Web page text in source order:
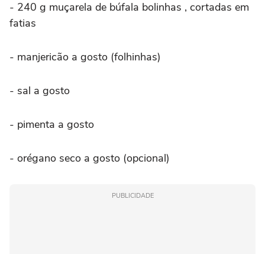
- 240 g muçarela de búfala bolinhas , cortadas em
fatias
- manjericão a gosto (folhinhas)
- sal a gosto
- pimenta a gosto
- orégano seco a gosto (opcional)
PUBLICIDADE